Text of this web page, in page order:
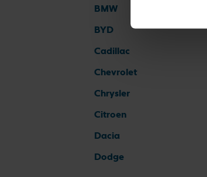
BMW
BYD
Cadillac
Chevrolet
Chrysler
Citroen
Dacia
Dodge